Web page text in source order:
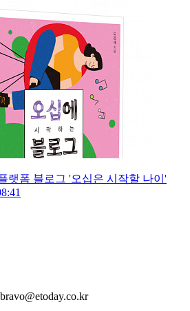
랫폼 블로그 '오십은 시작할 나이'